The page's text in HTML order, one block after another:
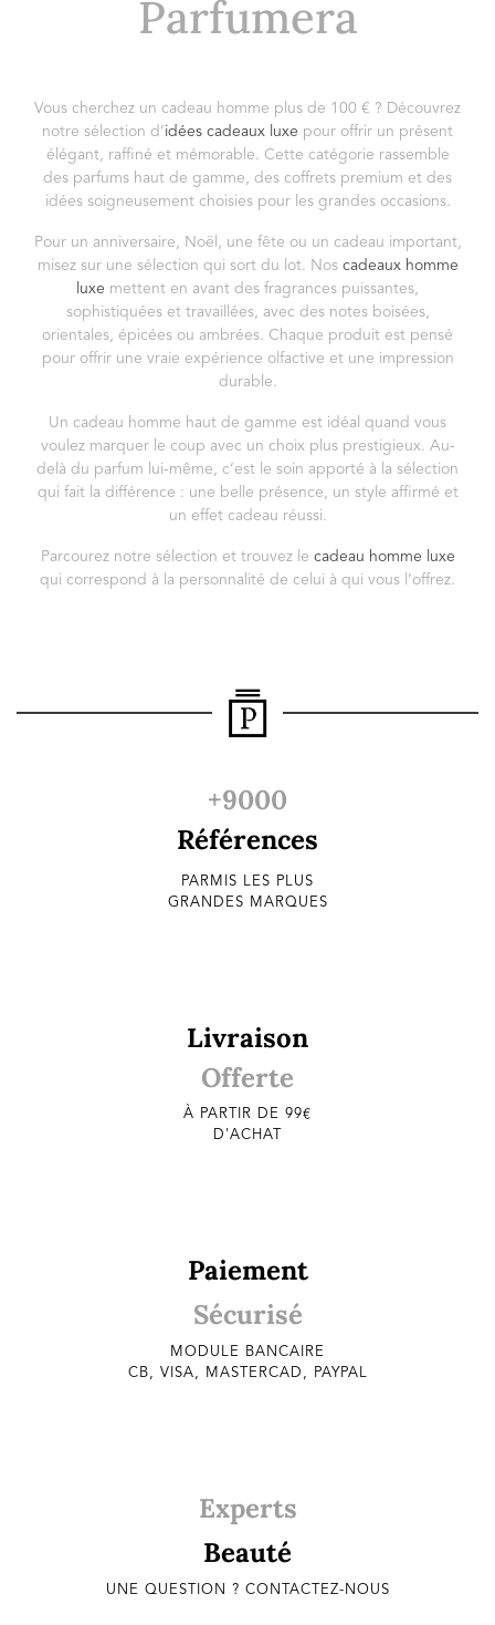
Parfumera
Vous cherchez un cadeau homme plus de 100 € ? Découvrez
notre sélection d’idées cadeaux luxe pour offrir un présent
élégant, raffiné et mémorable. Cette catégorie rassemble
des parfums haut de gamme, des coffrets premium et des
idées soigneusement choisies pour les grandes occasions.
Pour un anniversaire, Noël, une fête ou un cadeau important,
misez sur une sélection qui sort du lot. Nos cadeaux homme
luxe mettent en avant des fragrances puissantes,
sophistiquées et travaillées, avec des notes boisées,
orientales, épicées ou ambrées. Chaque produit est pensé
pour offrir une vraie expérience olfactive et une impression
durable.
Un cadeau homme haut de gamme est idéal quand vous
voulez marquer le coup avec un choix plus prestigieux. Au-
delà du parfum lui-même, c’est le soin apporté à la sélection
qui fait la différence : une belle présence, un style affirmé et
un effet cadeau réussi.
Parcourez notre sélection et trouvez le cadeau homme luxe
qui correspond à la personnalité de celui à qui vous l’offrez.
+9000
Références
PARMIS LES PLUS
GRANDES MARQUES
Livraison
Offerte
À PARTIR DE 99€
D'ACHAT
Paiement
Sécurisé
MODULE BANCAIRE
CB, VISA, MASTERCAD, PAYPAL
Experts
Beauté
UNE QUESTION ? CONTACTEZ-NOUS